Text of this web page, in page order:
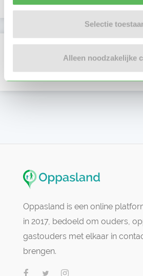
Selectie
Alleen noodzakelijke
Beoordelingen
Er zijn nog geen beoordelingen
Oppasland is een online
in 2017, bedoeld om ouders,
gastouders met elkaar in
brengen.